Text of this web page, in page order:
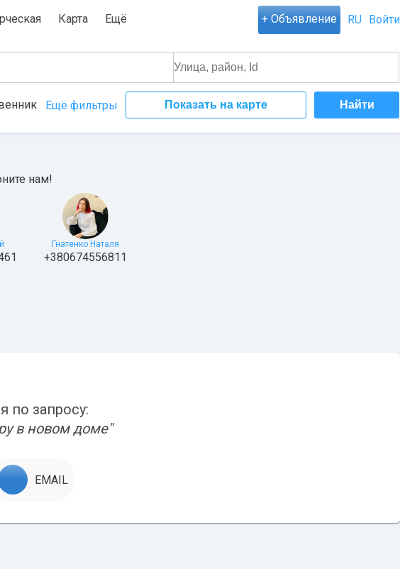
Карта Ещё + Объявление RU Войти
Ещё фильтры Показать на карте
нам!
Гнатенко Наталя
+380674556811
по запросу:
в новом доме"
EMAIL